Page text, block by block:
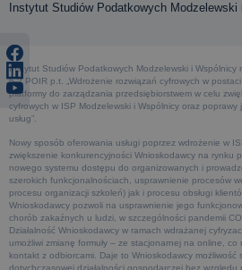
Instytut Studiów Podatkowych Modzelewski
Instytut Studiów Podatkowych Modzelewski i Wspólnicy
6.2 POIR p.t. „Wdrożenie rozwiązań cyfrowych w
platformy do zarządzania przedsiębiorstwem w celu
cyfrowych w ISP Modzelewski i Wspólnicy oraz
usług”.
Nowy sposób oferowania usługi poprzez wdrożenie w
zwiększenie konkurencyjności Wnioskodawcy na rynku
nowego systemu dostępu do organizowanych i
szerokich funkcjonalnościach, usprawnienie procesów
procesu organizacji szkoleń) jak i procesu obsługi
Wnioskodawcy pozwoli na usprawnienie jego
chorób zakaźnych u ludzi, w szczególności pandemii
Działalność Wnioskodawcy w ramach wdrażanej
umożliwi zmianę formuły – ze stacjonarnej na online, co
kontakt z odbiorcami. Daje to Wnioskodawcy możliwość
dotychczasowej działalności gospodarczej bez